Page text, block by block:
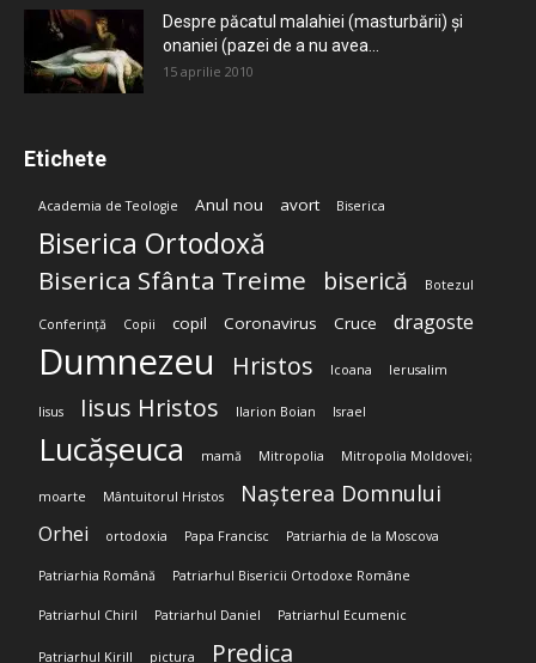
Despre păcatul malahiei (masturbării) şi
onaniei (pazei de a nu avea...
15 aprilie 2010
Etichete
Academia de Teologie Anul nou avort Biserica
Biserica Ortodoxă
Biserica Sfânta Treime biserică Botezul
Conferință Copii copil Coronavirus Cruce dragoste
Dumnezeu Hristos Icoana Ierusalim
Iisus Iisus Hristos Ilarion Boian Israel
Lucășeuca mamă Mitropolia Mitropolia Moldovei;
moarte Mântuitorul Hristos Nașterea Domnului
Orhei ortodoxia Papa Francisc Patriarhia de la Moscova
Patriarhia Română Patriarhul Bisericii Ortodoxe Române
Patriarhul Chiril Patriarhul Daniel Patriarhul Ecumenic
Patriarhul Kirill pictura Predica